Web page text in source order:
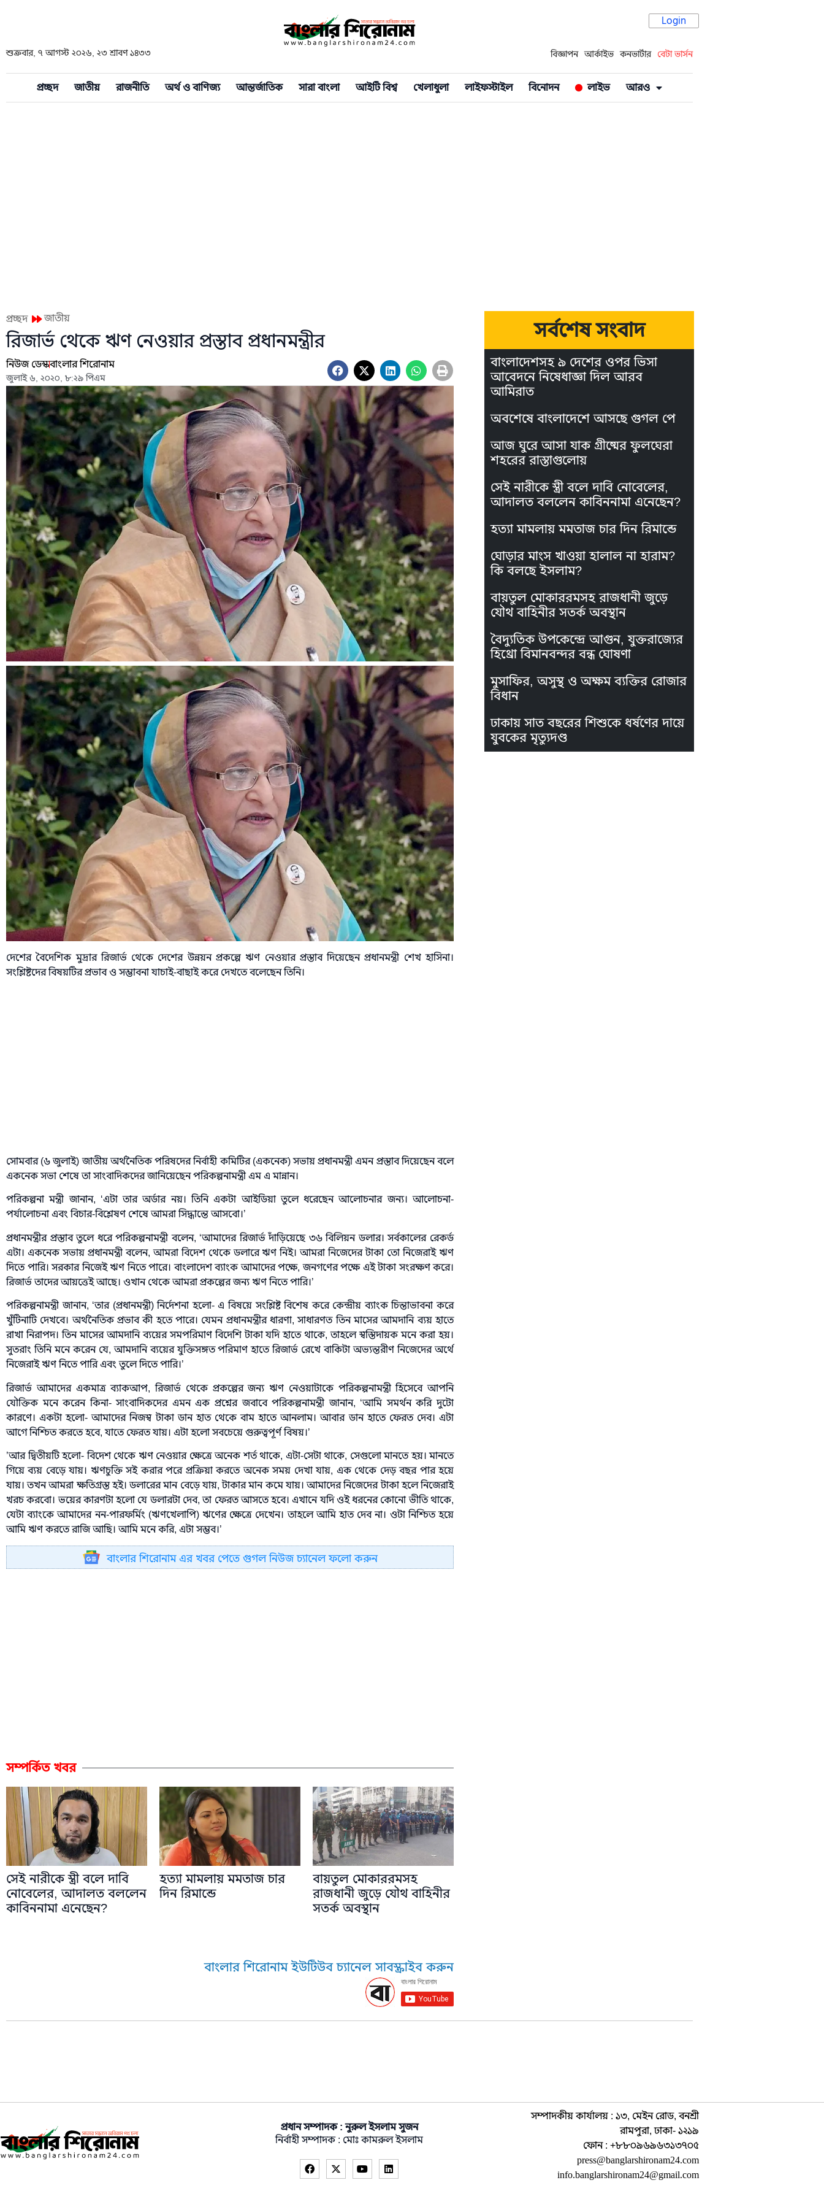
Login
শুক্রবার, ৭ আগস্ট ২০২৬, ২৩ শ্রাবণ ১৪৩৩ বিজ্ঞাপন আর্কাইভ কনভার্টার বেটা ভার্সন
প্রচ্ছদ জাতীয় রাজনীতি অর্থ ও বাণিজ্য আন্তর্জাতিক সারা বাংলা আইটি বিশ্ব খেলাধুলা লাইফস্টাইল বিনোদন লাইভ আরও
প্রচ্ছদ জাতীয়
রিজার্ভ থেকে ঋণ নেওয়ার প্রস্তাব প্রধানমন্ত্রীর
নিউজ ডেস্কবাংলার শিরোনাম
জুলাই ৬, ২০২০, ৮:২৯ পিএম
দেশের বৈদেশিক মুদ্রার রিজার্ভ থেকে দেশের উন্নয়ন প্রকল্পে ঋণ নেওয়ার প্রস্তাব দিয়েছেন প্রধানমন্ত্রী শেখ হাসিনা।
সংশ্লিষ্টদের বিষয়টির প্রভাব ও সম্ভাবনা যাচাই-বাছাই করে দেখতে বলেছেন তিনি।
সোমবার (৬ জুলাই) জাতীয় অর্থনৈতিক পরিষদের নির্বাহী কমিটির (একনেক) সভায় প্রধানমন্ত্রী এমন প্রস্তাব দিয়েছেন বলে
একনেক সভা শেষে তা সাংবাদিকদের জানিয়েছেন পরিকল্পনামন্ত্রী এম এ মান্নান।
পরিকল্পনা মন্ত্রী জানান, ‘এটা তার অর্ডার নয়। তিনি একটা আইডিয়া তুলে ধরেছেন আলোচনার জন্য। আলোচনা-
পর্যালোচনা এবং বিচার-বিশ্লেষণ শেষে আমরা সিদ্ধান্তে আসবো।’
প্রধানমন্ত্রীর প্রস্তাব তুলে ধরে পরিকল্পনামন্ত্রী বলেন, ‘আমাদের রিজার্ভ দাঁড়িয়েছে ৩৬ বিলিয়ন ডলার। সর্বকালের রেকর্ড
এটা। একনেক সভায় প্রধানমন্ত্রী বলেন, আমরা বিদেশ থেকে ডলারে ঋণ নিই। আমরা নিজেদের টাকা তো নিজেরাই ঋণ
দিতে পারি। সরকার নিজেই ঋণ নিতে পারে। বাংলাদেশ ব্যাংক আমাদের পক্ষে, জনগণের পক্ষে এই টাকা সংরক্ষণ করে।
রিজার্ভ তাদের আয়ত্তেই আছে। ওখান থেকে আমরা প্রকল্পের জন্য ঋণ নিতে পারি।’
পরিকল্পনামন্ত্রী জানান, ‘তার (প্রধানমন্ত্রী) নির্দেশনা হলো- এ বিষয়ে সংশ্লিষ্ট বিশেষ করে কেন্দ্রীয় ব্যাংক চিন্তাভাবনা করে
খুঁটিনাটি দেখবে। অর্থনৈতিক প্রভাব কী হতে পারে। যেমন প্রধানমন্ত্রীর ধারণা, সাধারণত তিন মাসের আমদানি ব্যয় হাতে
রাখা নিরাপদ। তিন মাসের আমদানি ব্যয়ের সমপরিমাণ বিদেশি টাকা যদি হাতে থাকে, তাহলে স্বস্তিদায়ক মনে করা হয়।
সুতরাং তিনি মনে করেন যে, আমদানি ব্যয়ের যুক্তিসঙ্গত পরিমাণ হাতে রিজার্ভ রেখে বাকিটা অভ্যন্তরীণ নিজেদের অর্থে
নিজেরাই ঋণ নিতে পারি এবং তুলে দিতে পারি।’
রিজার্ভ আমাদের একমাত্র ব্যাকআপ, রিজার্ভ থেকে প্রকল্পের জন্য ঋণ নেওয়াটাকে পরিকল্পনামন্ত্রী হিসেবে আপনি
যৌক্তিক মনে করেন কিনা- সাংবাদিকদের এমন এক প্রশ্নের জবাবে পরিকল্পনামন্ত্রী জানান, ‘আমি সমর্থন করি দুটো
কারণে। একটা হলো- আমাদের নিজস্ব টাকা ডান হাত থেকে বাম হাতে আনলাম। আবার ডান হাতে ফেরত দেব। এটা
আগে নিশ্চিত করতে হবে, যাতে ফেরত যায়। এটা হলো সবচেয়ে গুরুত্বপূর্ণ বিষয়।’
’আর দ্বিতীয়টি হলো- বিদেশ থেকে ঋণ নেওয়ার ক্ষেত্রে অনেক শর্ত থাকে, এটা-সেটা থাকে, সেগুলো মানতে হয়। মানতে
গিয়ে ব্যয় বেড়ে যায়। ঋণচুক্তি সই করার পরে প্রক্রিয়া করতে অনেক সময় দেখা যায়, এক থেকে দেড় বছর পার হয়ে
যায়। তখন আমরা ক্ষতিগ্রস্ত হই। ডলারের মান বেড়ে যায়, টাকার মান কমে যায়। আমাদের নিজেদের টাকা হলে নিজেরাই
খরচ করবো। ভয়ের কারণটা হলো যে ডলারটা দেব, তা ফেরত আসতে হবে। এখানে যদি ওই ধরনের কোনো ভীতি থাকে,
যেটা ব্যাংকে আমাদের নন-পারফর্মিং (ঋণখেলাপি) ঋণের ক্ষেত্রে দেখেন। তাহলে আমি হাত দেব না। ওটা নিশ্চিত হয়ে
আমি ঋণ করতে রাজি আছি। আমি মনে করি, এটা সম্ভব।’
বাংলার শিরোনাম এর খবর পেতে গুগল নিউজ চ্যানেল ফলো করুন
সম্পর্কিত খবর
সেই নারীকে স্ত্রী বলে দাবি
নোবেলের, আদালত বললেন
কাবিননামা এনেছেন?
হত্যা মামলায় মমতাজ চার
দিন রিমান্ডে
বায়তুল মোকাররমসহ
রাজধানী জুড়ে যৌথ বাহিনীর
সতর্ক অবস্থান
বাংলার শিরোনাম ইউটিউব চ্যানেল সাবস্ক্রাইব করুন
সর্বশেষ সংবাদ
বাংলাদেশসহ ৯ দেশের ওপর ভিসা
আবেদনে নিষেধাজ্ঞা দিল আরব
আমিরাত
অবশেষে বাংলাদেশে আসছে গুগল পে
আজ ঘুরে আসা যাক গ্রীষ্মের ফুলঘেরা
শহরের রাস্তাগুলোয়
সেই নারীকে স্ত্রী বলে দাবি নোবেলের,
আদালত বললেন কাবিননামা এনেছেন?
হত্যা মামলায় মমতাজ চার দিন রিমান্ডে
ঘোড়ার মাংস খাওয়া হালাল না হারাম?
কি বলছে ইসলাম?
বায়তুল মোকাররমসহ রাজধানী জুড়ে
যৌথ বাহিনীর সতর্ক অবস্থান
বৈদ্যুতিক উপকেন্দ্রে আগুন, যুক্তরাজ্যের
হিথ্রো বিমানবন্দর বন্ধ ঘোষণা
মুসাফির, অসুস্থ ও অক্ষম ব্যক্তির রোজার
বিধান
ঢাকায় সাত বছরের শিশুকে ধর্ষণের দায়ে
যুবকের মৃত্যুদণ্ড
প্রধান সম্পাদক : নুরুল ইসলাম সুজন
নির্বাহী সম্পাদক : মোঃ কামরুল ইসলাম
সম্পাদকীয় কার্যালয় : ১৩, মেইন রোড, বনশ্রী
রামপুরা, ঢাকা- ১২১৯
ফোন : +৮৮০৯৬৯৬৩১৩৭০৫
press@banglarshironam24.com
info.banglarshironam24@gmail.com